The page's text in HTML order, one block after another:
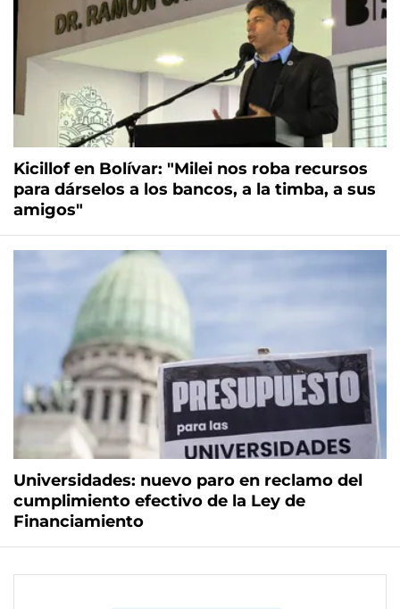
Kicillof en Bolívar: "Milei nos roba recursos
para dárselos a los bancos, a la timba, a sus
amigos"
Universidades: nuevo paro en reclamo del
cumplimiento efectivo de la Ley de
Financiamiento